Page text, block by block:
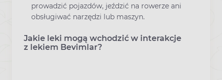
prowadzić pojazdów, jeździć na rowerze ani
obsługiwać narzędzi lub maszyn.
Jakie leki mogą wchodzić w interakcje
z lekiem Bevimlar?